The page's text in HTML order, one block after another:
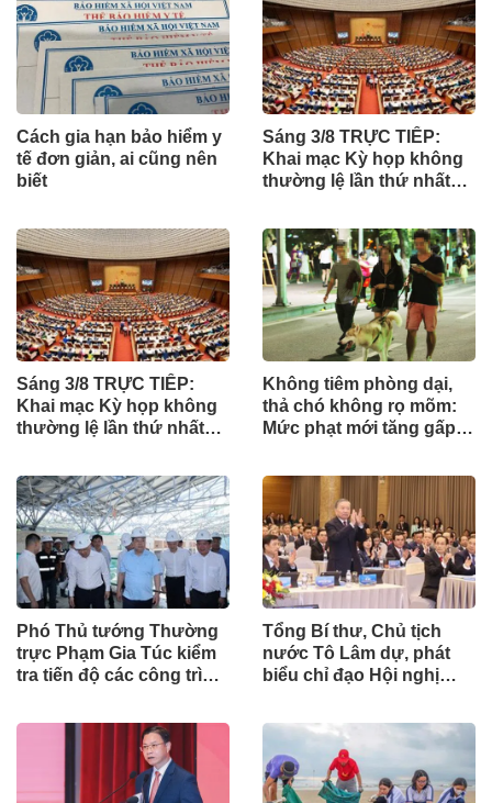
Cách gia hạn bảo hiểm y
tế đơn giản, ai cũng nên
biết
Sáng 3/8 TRỰC TIẾP:
Khai mạc Kỳ họp không
thường lệ lần thứ nhất
Sáng 3/8 TRỰC TIẾP:
Khai mạc Kỳ họp không
thường lệ lần thứ nhất
Không tiêm phòng dại,
thả chó không rọ mõm:
Mức phạt mới tăng gấp
Phó Thủ tướng Thường
trực Phạm Gia Túc kiểm
tra tiến độ các công trình
Tổng Bí thư, Chủ tịch
nước Tô Lâm dự, phát
biểu chỉ đạo Hội nghị